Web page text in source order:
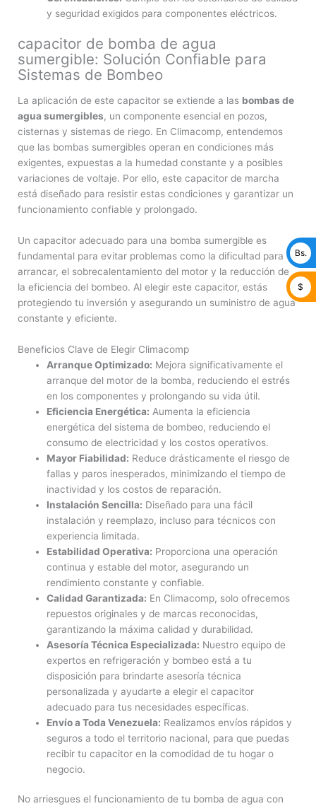
y seguridad exigidos para componentes eléctricos.
capacitor de bomba de agua
sumergible: Solución Confiable para
Sistemas de Bombeo
La aplicación de este capacitor se extiende a las bombas de
agua sumergibles, un componente esencial en pozos,
cisternas y sistemas de riego. En Climacomp, entendemos
que las bombas sumergibles operan en condiciones más
exigentes, expuestas a la humedad constante y a posibles
variaciones de voltaje. Por ello, este capacitor de marcha
está diseñado para resistir estas condiciones y garantizar un
funcionamiento confiable y prolongado.
Un capacitor adecuado para una bomba sumergible es
fundamental para evitar problemas como la dificultad para
arrancar, el sobrecalentamiento del motor y la reducción de
la eficiencia del bombeo. Al elegir este capacitor, estás
protegiendo tu inversión y asegurando un suministro de agua
constante y eficiente.
Beneficios Clave de Elegir Climacomp
Arranque Optimizado: Mejora significativamente el
arranque del motor de la bomba, reduciendo el estrés
en los componentes y prolongando su vida útil.
Eficiencia Energética: Aumenta la eficiencia
energética del sistema de bombeo, reduciendo el
consumo de electricidad y los costos operativos.
Mayor Fiabilidad: Reduce drásticamente el riesgo de
fallas y paros inesperados, minimizando el tiempo de
inactividad y los costos de reparación.
Instalación Sencilla: Diseñado para una fácil
instalación y reemplazo, incluso para técnicos con
experiencia limitada.
Estabilidad Operativa: Proporciona una operación
continua y estable del motor, asegurando un
rendimiento constante y confiable.
Calidad Garantizada: En Climacomp, solo ofrecemos
repuestos originales y de marcas reconocidas,
garantizando la máxima calidad y durabilidad.
Asesoría Técnica Especializada: Nuestro equipo de
expertos en refrigeración y bombeo está a tu
disposición para brindarte asesoría técnica
personalizada y ayudarte a elegir el capacitor
adecuado para tus necesidades específicas.
Envío a Toda Venezuela: Realizamos envíos rápidos y
seguros a todo el territorio nacional, para que puedas
recibir tu capacitor en la comodidad de tu hogar o
negocio.
No arriesgues el funcionamiento de tu bomba de agua con
Bs.
$